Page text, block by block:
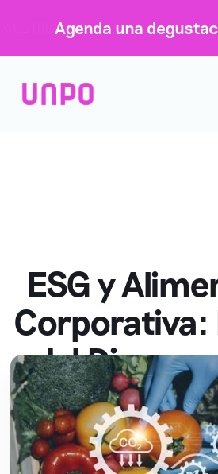
Agenda una
ESG y
Corporativa:
del
Fernando
abril 09,